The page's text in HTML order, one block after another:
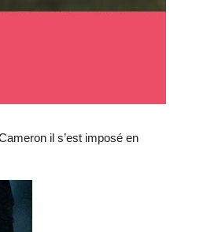
il s’est imposé en